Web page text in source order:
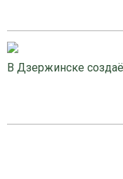
В Дзержинске